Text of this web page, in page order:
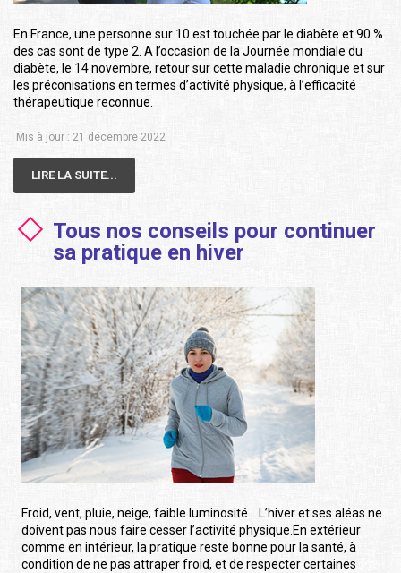
En France, une personne sur 10 est touchée par le diabète et 90 %
des cas sont de type 2. A l’occasion de la Journée mondiale du
diabète, le 14 novembre, retour sur cette maladie chronique et sur
les préconisations en termes d’activité physique, à l’efficacité
thérapeutique reconnue.
Mis à jour : 21 décembre 2022
LIRE LA SUITE...
Tous nos conseils pour continuer
sa pratique en hiver
Froid, vent, pluie, neige, faible luminosité… L’hiver et ses aléas ne
doivent pas nous faire cesser l’activité physique.En extérieur
comme en intérieur, la pratique reste bonne pour la santé, à
condition de ne pas attraper froid, et de respecter certaines